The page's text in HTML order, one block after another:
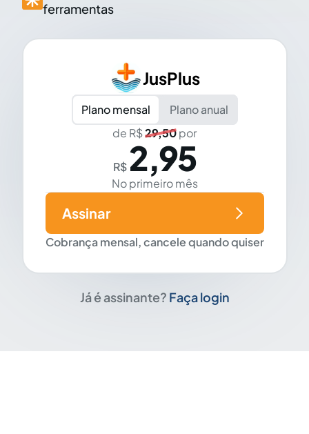
ferramentas
JusPlus
Plano mensal
Plano anual
de R$29,50por
R$ 2,95
No primeiro mês
Cobrança mensal, cancele quando quiser
Assinar
Já é assinante? Faça login